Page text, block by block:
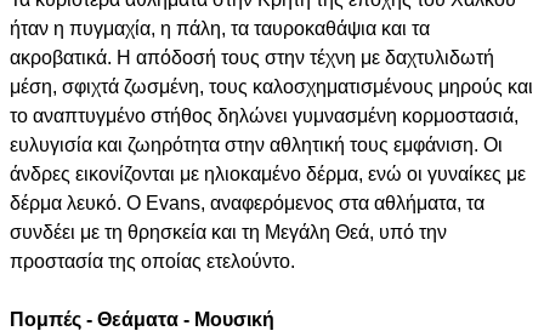
ήταν η πυγμαχία, η πάλη, τα ταυροκαθάψια και τα
ακροβατικά. Η απόδοσή τους στην τέχνη με δαχτυλιδωτή
μέση, σφιχτά ζωσμένη, τους καλοσχηματισμένους μηρούς και
το αναπτυγμένο στήθος δηλώνει γυμνασμένη κορμοστασιά,
ευλυγισία και ζωηρότητα στην αθλητική τους εμφάνιση. Οι
άνδρες εικονίζονται με ηλιοκαμένο δέρμα, ενώ οι γυναίκες με
δέρμα λευκό. Ο Evans, αναφερόμενος στα αθλήματα, τα
συνδέει με τη θρησκεία και τη Μεγάλη Θεά, υπό την
προστασία της οποίας ετελούντο.
Πομπές - Θεάματα - Μουσική